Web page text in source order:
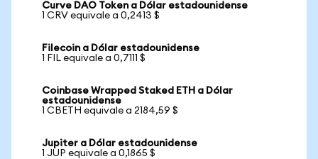
Curve DAO Token a Dólar estadounidense
1 CRV equivale a 0,2413 $
Filecoin a Dólar estadounidense
1 FIL equivale a 0,7111 $
Coinbase Wrapped Staked ETH a Dólar
estadounidense
1 CBETH equivale a 2184,59 $
Jupiter a Dólar estadounidense
1 JUP equivale a 0,1865 $